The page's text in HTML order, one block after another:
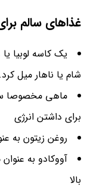
غذاهای سالم
یک کاسه لوبیا
شام یا ناهار میل کرد.
ماهی مخصوصا
برای داشتن انرژی
روغن زیتون به
آووکادو به
بالا